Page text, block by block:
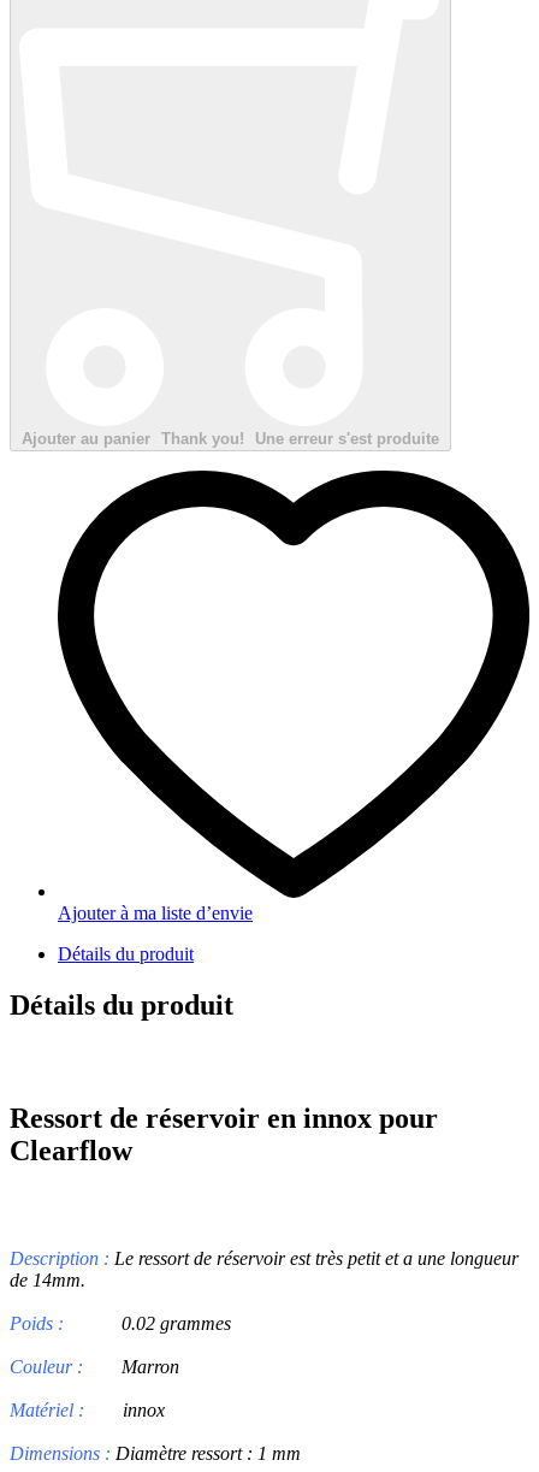
Ajouter au panier Thank you! Une erreur s'est produite
Ajouter à ma liste d’envie
Détails du produit
Détails du produit
Ressort de réservoir en innox pour
Clearflow
Description : Le ressort de réservoir est très petit et a une longueur
de 14mm.
Poids : 0.02 grammes
Couleur : Marron
Matériel : innox
Dimensions : Diamètre ressort : 1 mm